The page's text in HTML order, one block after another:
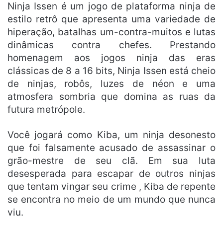
Ninja Issen é um jogo de plataforma ninja de
estilo retrô que apresenta uma variedade de
hiperação, batalhas um-contra-muitos e lutas
dinâmicas contra chefes. Prestando
homenagem aos jogos ninja das eras
clássicas de 8 a 16 bits, Ninja Issen está cheio
de ninjas, robôs, luzes de néon e uma
atmosfera sombria que domina as ruas da
futura metrópole.
Você jogará como Kiba, um ninja desonesto
que foi falsamente acusado de assassinar o
grão-mestre de seu clã. Em sua luta
desesperada para escapar de outros ninjas
que tentam vingar seu crime , Kiba de repente
se encontra no meio de um mundo que nunca
viu.